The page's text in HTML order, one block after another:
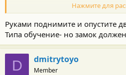
Куда купать?
Нажмите для
Руками поднимите и опустите
Типа обучение- но замок
D dmitrytoyo
Member